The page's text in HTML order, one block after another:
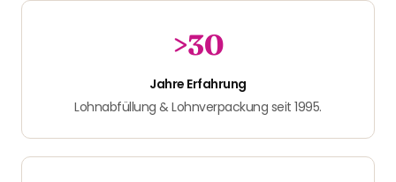
>30
Jahre Erfahrung
Lohnabfüllung & Lohnverpackung seit 1995.